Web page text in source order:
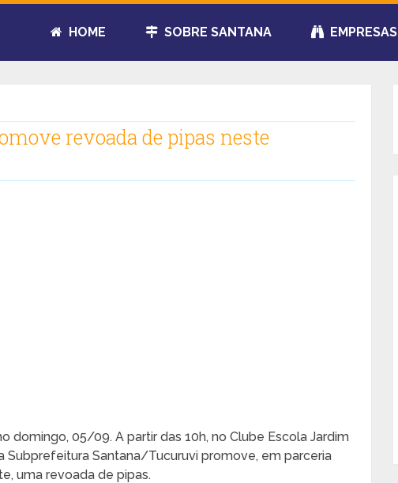
HOME SOBRE SANTANA EMPRESAS
revoada de pipas neste
domingo, 05/09. A partir das 10h, no Clube Escola Jardim
Subprefeitura Santana/Tucuruvi promove, em parceria
uma revoada de pipas.